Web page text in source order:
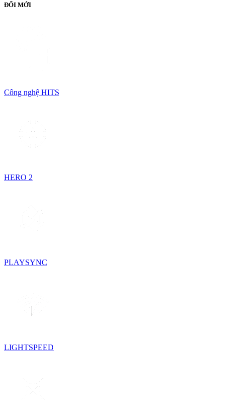
ĐỔI MỚI
Công nghệ HITS
HERO 2
PLAYSYNC
LIGHTSPEED